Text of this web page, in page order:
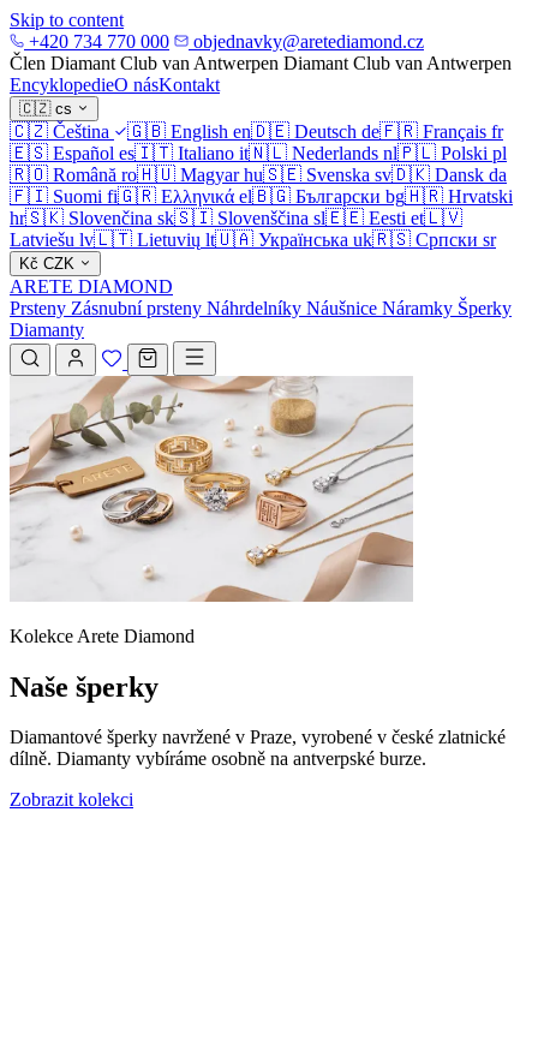
Skip to content
+420 734 770 000
objednavky@aretediamond.cz
Člen Diamant Club van Antwerpen Diamant Club van Antwerpen
EncyklopedieO násKontakt
🇨🇿 cs
🇨🇿 Čeština 🇬🇧 English en🇩🇪 Deutsch de🇫🇷 Français fr
🇪🇸 Español es🇮🇹 Italiano it🇳🇱 Nederlands nl🇵🇱 Polski pl
🇷🇴 Română ro🇭🇺 Magyar hu🇸🇪 Svenska sv🇩🇰 Dansk da
🇫🇮 Suomi fi🇬🇷 Ελληνικά el🇧🇬 Български bg🇭🇷 Hrvatski
hr🇸🇰 Slovenčina sk🇸🇮 Slovenščina sl🇪🇪 Eesti et🇱🇻
Latviešu lv🇱🇹 Lietuvių lt🇺🇦 Українська uk🇷🇸 Српски sr
Kč CZK
ARETE DIAMOND
Prsteny Zásnubní prsteny Náhrdelníky Náušnice Náramky Šperky
Diamanty
Kolekce Arete Diamond
Naše šperky
Diamantové šperky navržené v Praze, vyrobené v české zlatnické
dílně. Diamanty vybíráme osobně na antverpské burze.
Zobrazit kolekci